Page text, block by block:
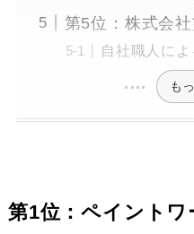
第5位：株式会
自社職人に
も
第1位：ペイントワ